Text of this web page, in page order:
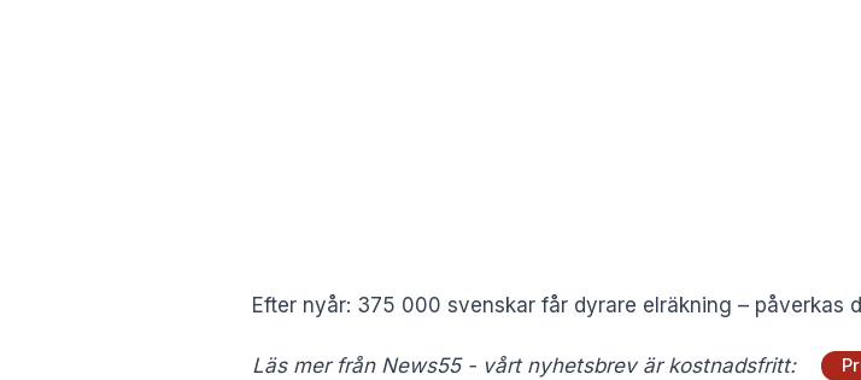
Efter nyår: 375 000 svenskar får dyrare elräkning – påverkas
Läs mer från News55 - vårt nyhetsbrev är kostnadsfritt: